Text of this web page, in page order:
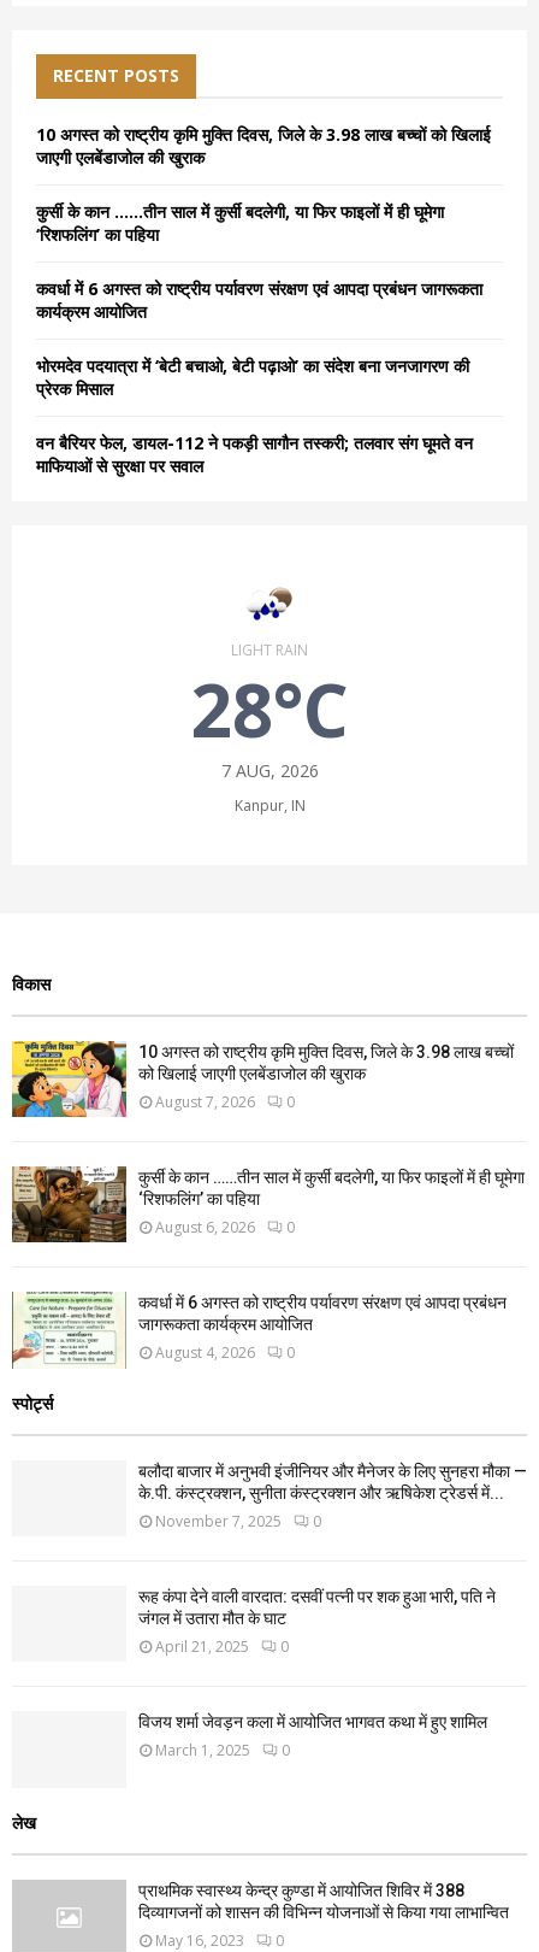
f
o
r
RECENT POSTS
10 अगस्त को राष्ट्रीय कृमि मुक्ति दिवस, जिले के 3.98 लाख बच्चों को खिलाई
जाएगी एलबेंडाजोल की खुराक
कुर्सी के कान ……तीन साल में कुर्सी बदलेगी, या फिर फाइलों में ही घूमेगा
‘रिशफलिंग’ का पहिया
कवर्धा में 6 अगस्त को राष्ट्रीय पर्यावरण संरक्षण एवं आपदा प्रबंधन जागरूकता
कार्यक्रम आयोजित
भोरमदेव पदयात्रा में ‘बेटी बचाओ, बेटी पढ़ाओ’ का संदेश बना जनजागरण की
प्रेरक मिसाल
वन बैरियर फेल, डायल-112 ने पकड़ी सागौन तस्करी; तलवार संग घूमते वन
माफियाओं से सुरक्षा पर सवाल
LIGHT RAIN
28°C
7 AUG, 2026
Kanpur, IN
विकास
10 अगस्त को राष्ट्रीय कृमि मुक्ति दिवस, जिले के 3.98 लाख बच्चों
को खिलाई जाएगी एलबेंडाजोल की खुराक
August 7, 2026 0
कुर्सी के कान ……तीन साल में कुर्सी बदलेगी, या फिर फाइलों में ही घूमेगा
‘रिशफलिंग’ का पहिया
August 6, 2026 0
कवर्धा में 6 अगस्त को राष्ट्रीय पर्यावरण संरक्षण एवं आपदा प्रबंधन
जागरूकता कार्यक्रम आयोजित
August 4, 2026 0
स्पोर्ट्स
बलौदा बाजार में अनुभवी इंजीनियर और मैनेजर के लिए सुनहरा मौका —
के.पी. कंस्ट्रक्शन, सुनीता कंस्ट्रक्शन और ऋषिकेश ट्रेडर्स में...
November 7, 2025 0
रूह कंपा देने वाली वारदात: दसवीं पत्नी पर शक हुआ भारी, पति ने
जंगल में उतारा मौत के घाट
April 21, 2025 0
विजय शर्मा जेवड़न कला में आयोजित भागवत कथा में हुए शामिल
March 1, 2025 0
लेख
प्राथमिक स्वास्थ्य केन्द्र कुण्डा में आयोजित शिविर में 388
दिव्यागजनों को शासन की विभिन्न योजनाओं से किया गया लाभान्वित
May 16, 2023 0